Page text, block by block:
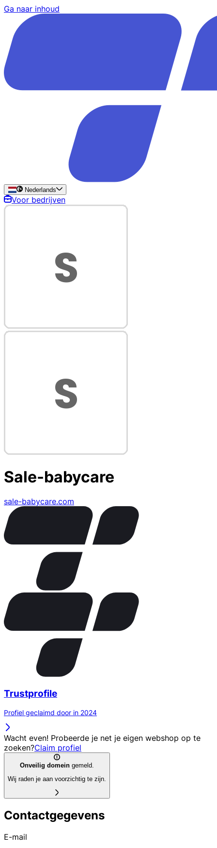
Ga naar inhoud
Nederlands
Voor bedrijven
Sale-babycare
sale-babycare.com
Trustprofile
Profiel geclaimd door in 2024
Wacht even! Probeerde je net je eigen webshop op te
zoeken?Claim profiel
Onveilig domein gemeld.
Wij raden je aan voorzichtig te zijn.
Contactgegevens
E-mail